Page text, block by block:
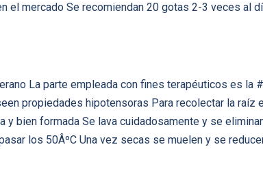
el mercado Se recomiendan 20 gotas 2-3 veces al
La parte empleada con fines terapéuticos es la
propiedades hipotensoras Para recolectar la raíz
y bien formada Se lava cuidadosamente y se
los 50ÂºC Una vez secas se muelen y se